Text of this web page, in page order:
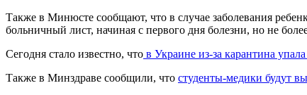
Также в Минюсте сообщают, что в случае заболевания
больничный лист, начиная с первого дня болезни, но не
Сегодня стало известно, что в Украине из-за карантина
Также в Минздраве сообщили, что студенты-медики будут